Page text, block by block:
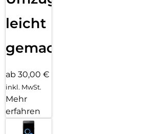
leicht
gemacht!
ab 30,00 €
inkl. MwSt.
Mehr
erfahren